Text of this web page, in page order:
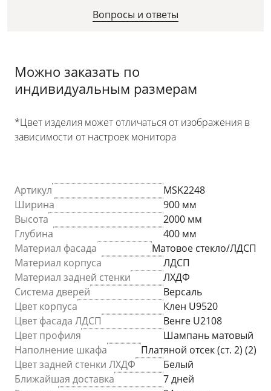
Вопросы и ответы
Можно заказать по
индивидуальным размерам
*Цвет изделия может отличаться от изображения в
зависимости от настроек монитора
Артикул
MSK2248
Ширина
900 мм
Высота
2000 мм
Глубина
400 мм
Материал фасада
Матовое стекло/ЛДСП
Материал корпуса
ЛДСП
Материал задней стенки
ЛХДФ
Система дверей
Версаль
Цвет корпуса
Клен U9520
Цвет фасада ЛДСП
Венге U2108
Цвет профиля
Шампань матовый
Наполнение шкафа
Платяной отсек (ст. 2) (2)
Цвет задней стенки ЛХДФ
Белый
Ближайшая доставка
7 дней